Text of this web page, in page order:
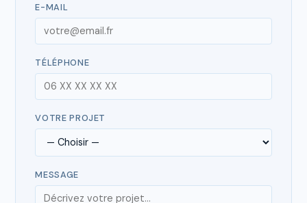
E-MAIL
TÉLÉPHONE
VOTRE PROJET
MESSAGE